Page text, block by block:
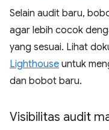
Selain audit baru,
agar lebih cocok
yang sesuai. Lihat
Lighthouse untuk
dan bobot baru.
Visibilitas audit